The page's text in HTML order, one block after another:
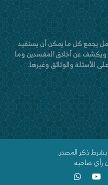
يجمع كل ما يمكن أن يستفيد
ويكشف عن أخلاق المفسدين وما
الأسئلة والوثائق وغيرها.
ذكر المصدر.
رأي صاحبه